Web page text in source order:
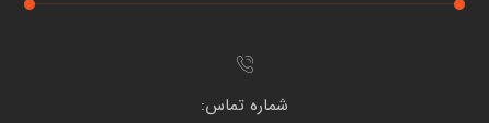
شماره تماس: